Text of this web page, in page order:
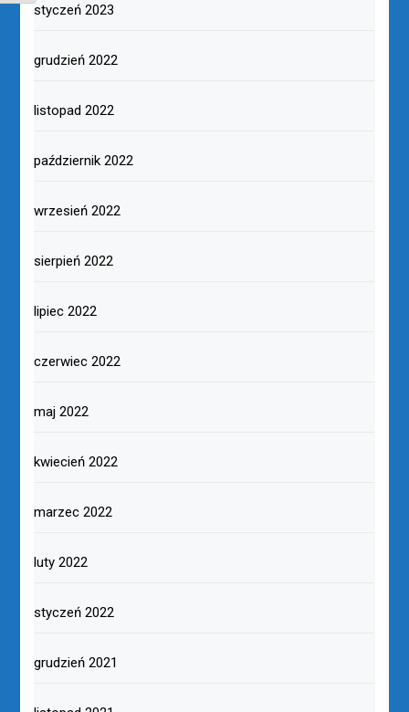
styczeń 2023
grudzień 2022
listopad 2022
październik 2022
wrzesień 2022
sierpień 2022
lipiec 2022
czerwiec 2022
maj 2022
kwiecień 2022
marzec 2022
luty 2022
styczeń 2022
grudzień 2021